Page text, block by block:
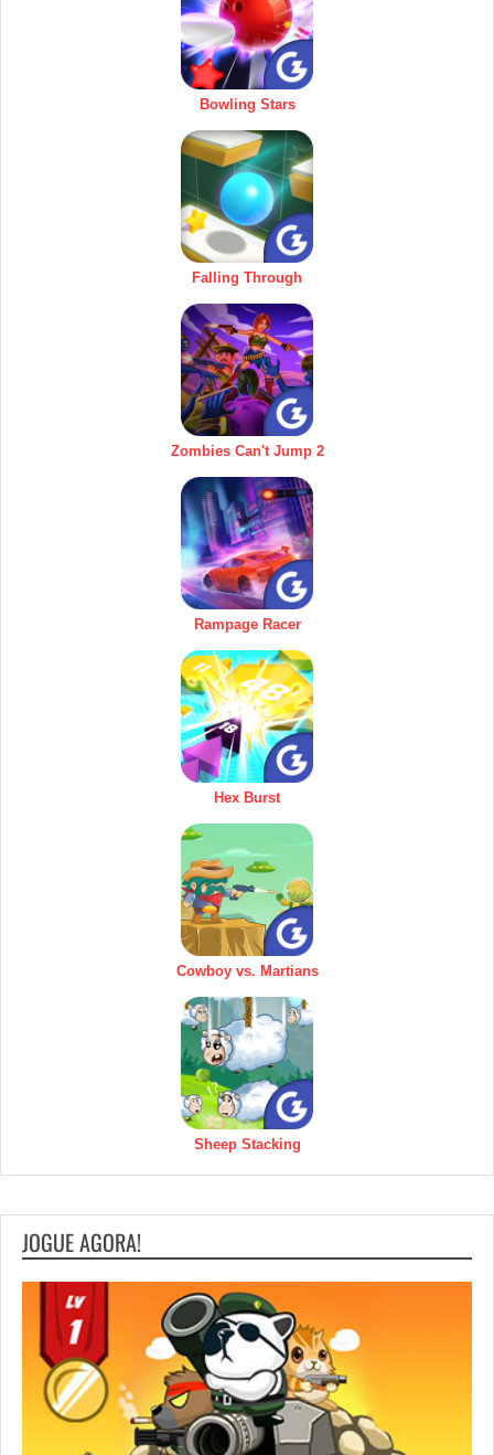
Bowling Stars
Falling Through
Zombies Can't Jump 2
Rampage Racer
Hex Burst
Cowboy vs. Martians
Sheep Stacking
JOGUE AGORA!